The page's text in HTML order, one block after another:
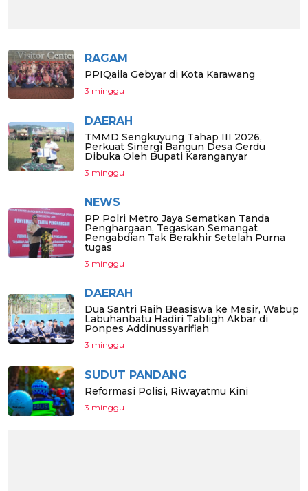
RAGAM
PPIQaila Gebyar di Kota Karawang
3 minggu
DAERAH
TMMD Sengkuyung Tahap III 2026,
Perkuat Sinergi Bangun Desa Gerdu
Dibuka Oleh Bupati Karanganyar
3 minggu
NEWS
PP Polri Metro Jaya Sematkan Tanda
Penghargaan, Tegaskan Semangat
Pengabdian Tak Berakhir Setelah Purna
tugas
3 minggu
DAERAH
Dua Santri Raih Beasiswa ke Mesir, Wabup
Labuhanbatu Hadiri Tabligh Akbar di
Ponpes Addinussyarifiah
3 minggu
SUDUT PANDANG
Reformasi Polisi, Riwayatmu Kini
3 minggu